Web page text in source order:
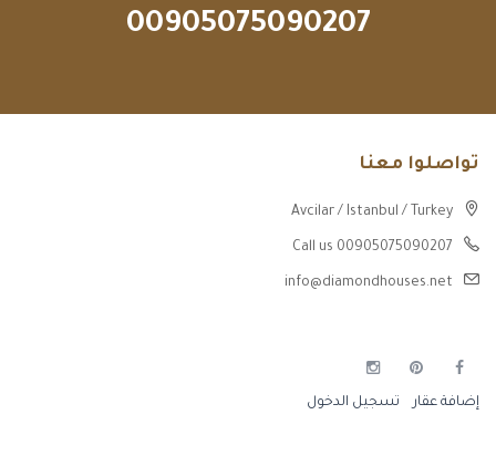
00905075090207
تواصلوا معنا
Avcilar / Istanbul / Turkey
Call us 00905075090207
info@diamondhouses.net
إضافة عقار تسجيل الدخول